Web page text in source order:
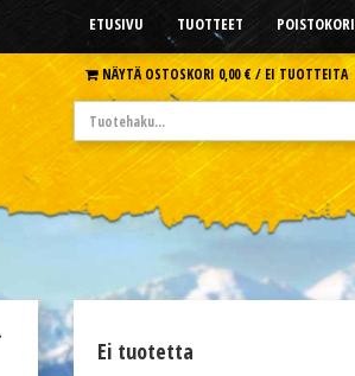
ETUSIVU TUOTTEET POISTOKORI
NÄYTÄ OSTOSKORI 0,00 € /EI TUOTTEITA
Ei tuotetta